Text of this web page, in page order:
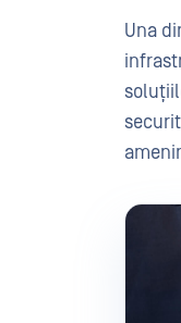
Una